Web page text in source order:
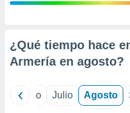
e
mediante
¿Qué tiempo hace
Armería en agosto?
Junio Julio Agosto